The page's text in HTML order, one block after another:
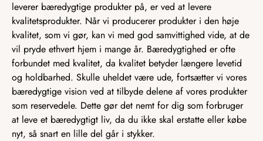
leverer bæredygtige produkter på, er ved at levere
kvalitetsprodukter. Når vi producerer produkter i den høje
kvalitet, som vi gør, kan vi med god samvittighed vide, at de
vil pryde ethvert hjem i mange år. Bæredygtighed er ofte
forbundet med kvalitet, da kvalitet betyder længere levetid
og holdbarhed. Skulle uheldet være ude, fortsætter vi vores
bæredygtige vision ved at tilbyde delene af vores produkter
som reservedele. Dette gør det nemt for dig som forbruger
at leve et bæredygtigt liv, da du ikke skal erstatte eller købe
nyt, så snart en lille del går i stykker.